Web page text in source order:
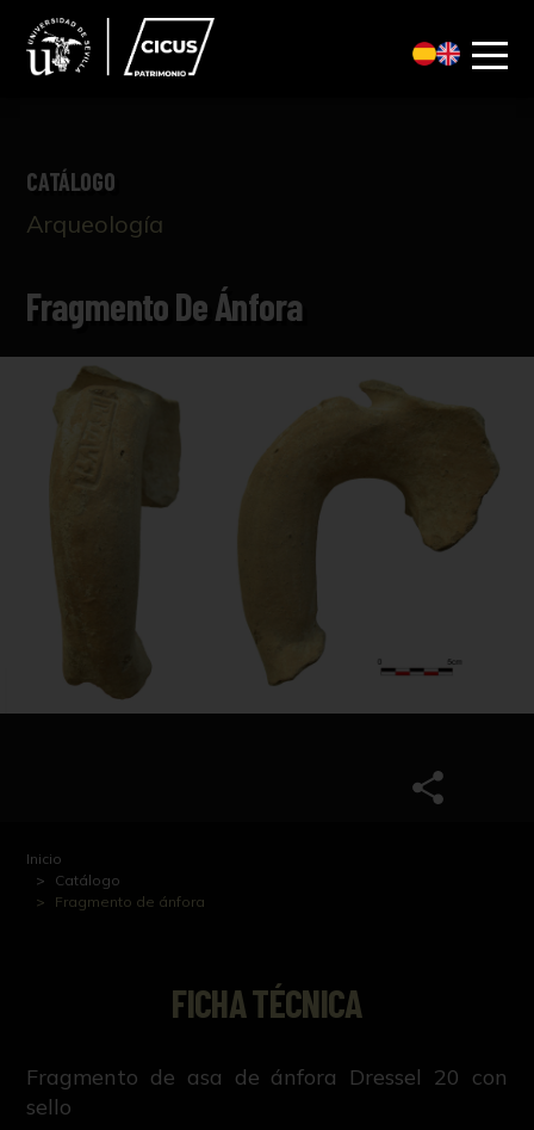
CATÁLOGO
Arqueología
Fragmento De Ánfora
Inicio
Catálogo
Fragmento de ánfora
FICHA TÉCNICA
Fragmento de asa de ánfora Dressel 20 con
sello